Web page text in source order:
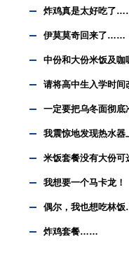
炸鸡真是太好吃了
伊莫莫奇回来了……
中份和大份米饭及
请将高中生入学时
一定要把乌冬面彻
我震惊地发现热水
米饭套餐没有大份
我想要一个马卡龙！
偶尔，我也想吃林
炸鸡套餐……